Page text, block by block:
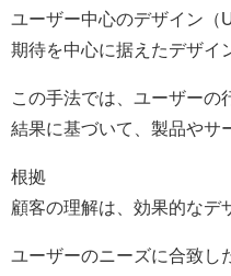
ユーザー中心のデザイン
期待を中心に据えたデザイ
この手法では、ユーザーの
結果に基づいて、製品やサ
根拠
顧客の理解は、効果的なデ
ユーザーのニーズに合致し